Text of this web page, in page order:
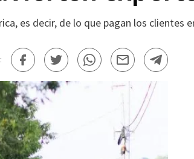
es decir, de lo que pagan los clientes